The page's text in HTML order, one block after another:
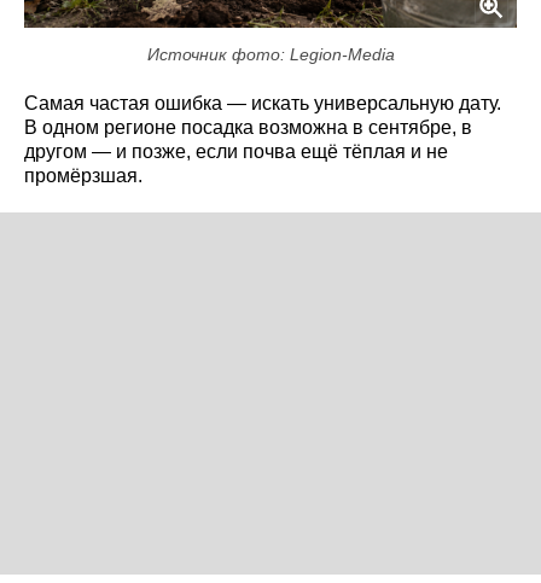
Источник фото: Legion-Media
Самая частая ошибка — искать универсальную дату.
В одном регионе посадка возможна в сентябре, в
другом — и позже, если почва ещё тёплая и не
промёрзшая.